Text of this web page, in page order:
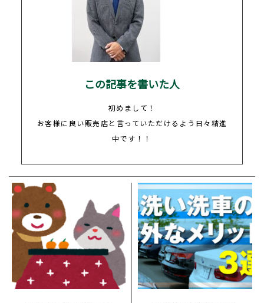
この記事を書いた人
初めまして！
お客様に良い販売店と言っていただけるよう日々精進
中です！！